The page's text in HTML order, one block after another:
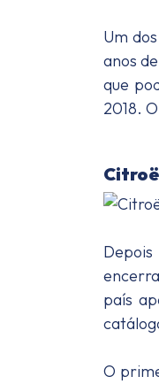
Um
anos
que
2018.
país
O